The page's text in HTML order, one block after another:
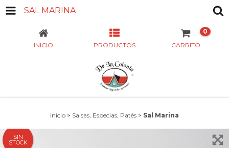
SAL MARINA
INICIO PRODUCTOS CARRITO
0
Inicio > Salsas, Especias, Patés > Sal Marina
SIN
STOCK